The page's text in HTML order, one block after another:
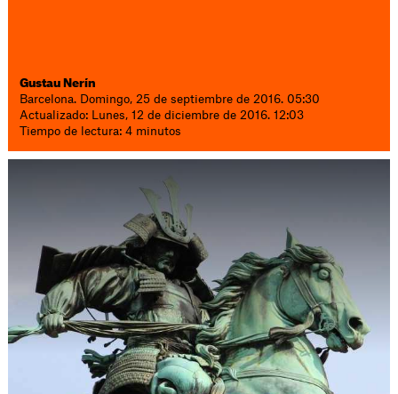
Gustau Nerín
Barcelona. Domingo, 25 de septiembre de 2016. 05:30
Actualizado: Lunes, 12 de diciembre de 2016. 12:03
Tiempo de lectura: 4 minutos